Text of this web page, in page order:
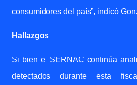
consumidores del país”, indicó
Hallazgos
Si bien el SERNAC continúa
detectados durante esta